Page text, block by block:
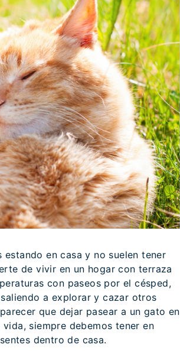
en casa y no suelen tener
de vivir en un hogar con terraza
con paseos por el césped,
a explorar y cazar otros
que dejar pasear a un gato en
siempre debemos tener en
dentro de casa.